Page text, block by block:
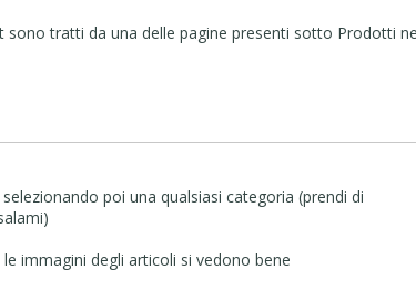
sono tratti da una delle pagine presenti sotto Prodotti
poi una qualsiasi categoria (prendi di
immagini degli articoli si vedono bene